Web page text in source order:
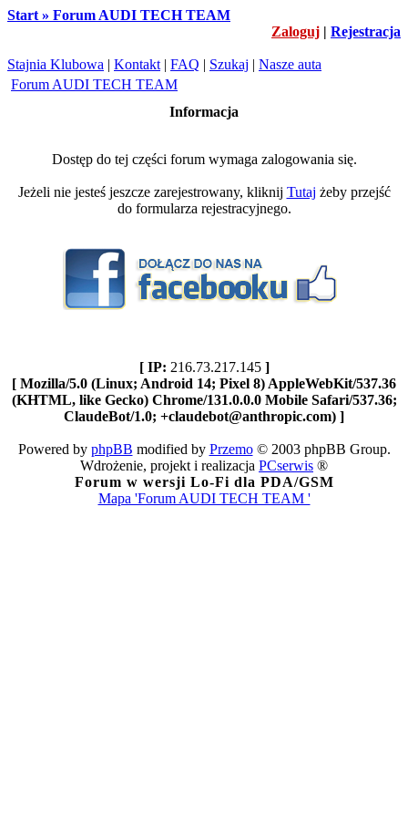
Start » Forum AUDI TECH TEAM
Zaloguj | Rejestracja
Stajnia Klubowa | Kontakt | FAQ | Szukaj | Nasze auta
Forum AUDI TECH TEAM
Informacja
Dostęp do tej części forum wymaga zalogowania się.
Jeżeli nie jesteś jeszcze zarejestrowany, kliknij Tutaj żeby przejść
do formularza rejestracyjnego.
[ IP: 216.73.217.145 ]
[ Mozilla/5.0 (Linux; Android 14; Pixel 8) AppleWebKit/537.36
(KHTML, like Gecko) Chrome/131.0.0.0 Mobile Safari/537.36;
ClaudeBot/1.0; +claudebot@anthropic.com) ]
Powered by phpBB modified by Przemo© 2003 phpBB Group.
Wdrożenie, projekt i realizacja PCserwis ®
Forum w wersji Lo-Fi dla PDA/GSM
Mapa 'Forum AUDI TECH TEAM '